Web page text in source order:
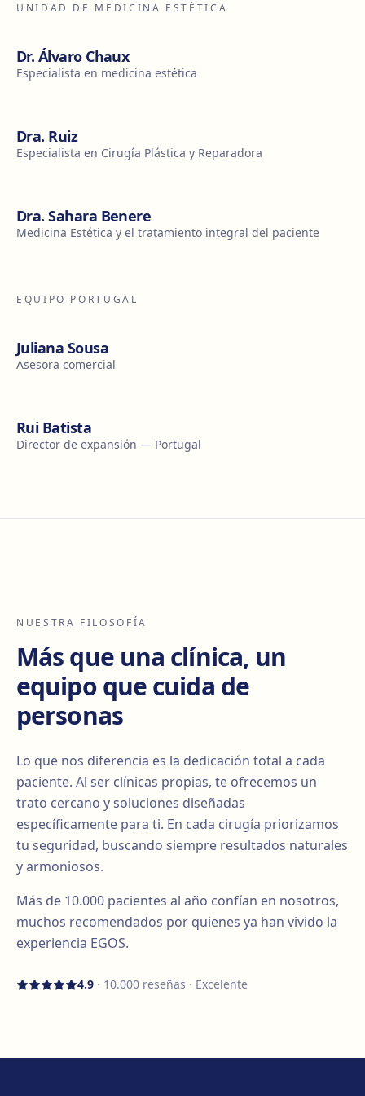
UNIDAD DE MEDICINA ESTÉTICA
Dr. Álvaro Chaux
Especialista en medicina estética
Dra. Ruiz
Especialista en Cirugía Plástica y Reparadora
Dra. Sahara Benere
Medicina Estética y el tratamiento integral del paciente
EQUIPO PORTUGAL
Juliana Sousa
Asesora comercial
Rui Batista
Director de expansión — Portugal
NUESTRA FILOSOFÍA
Más que una clínica, un
equipo que cuida de
personas
Lo que nos diferencia es la dedicación total a cada
paciente. Al ser clínicas propias, te ofrecemos un
trato cercano y soluciones diseñadas
específicamente para ti. En cada cirugía priorizamos
tu seguridad, buscando siempre resultados naturales
y armoniosos.
Más de 10.000 pacientes al año confían en nosotros,
muchos recomendados por quienes ya han vivido la
experiencia EGOS.
4.9 · 10.000 reseñas · Excelente